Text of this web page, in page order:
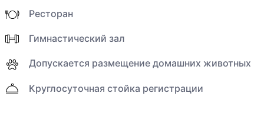
Ресторан
Гимнастический зал
Допускается размещение домашних животных
Круглосуточная стойка регистрации